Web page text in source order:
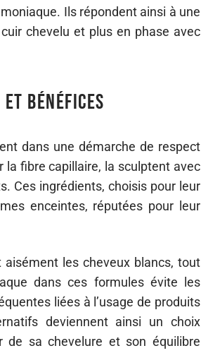
Ils répondent ainsi à une
chevelu et plus en phase avec
et bénéfices
dans une démarche de respect
la fibre capillaire, la sculptent avec
Ces ingrédients, choisis pour leur
enceintes, réputées pour leur
les cheveux blancs, tout
dans ces formules évite les
liées à l’usage de produits
deviennent ainsi un choix
sa chevelure et son équilibre